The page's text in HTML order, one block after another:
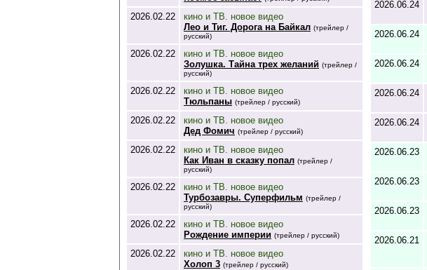
2026.02.22
кино и ТВ. новое видео
Лео и Тиг. Дорога на Байкал (трейлер /
русский)
2026.02.22
кино и ТВ. новое видео
Золушка. Тайна трех желаний (трейлер /
русский)
2026.02.22
кино и ТВ. новое видео
Тюльпаны (трейлер / русский)
2026.02.22
кино и ТВ. новое видео
Дед Фомич (трейлер / русский)
2026.02.22
кино и ТВ. новое видео
Как Иван в сказку попал (трейлер /
русский)
2026.02.22
кино и ТВ. новое видео
Турбозавры. Суперфильм (трейлер /
русский)
2026.02.22
кино и ТВ. новое видео
Рождение империи (трейлер / русский)
2026.02.22
кино и ТВ. новое видео
Холоп 3 (трейлер / русский)
2026.06.24
2026.06.24
2026.06.24
2026.06.24
2026.06.24
2026.06.23
2026.06.23
2026.06.23
2026.06.21